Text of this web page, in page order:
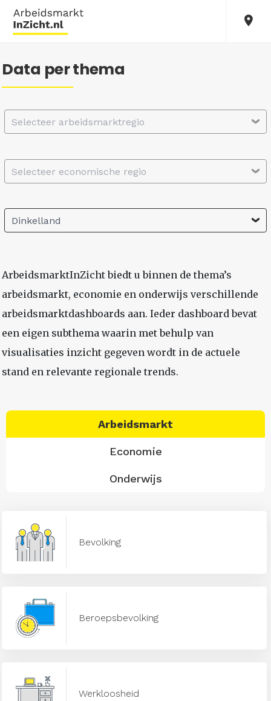
Data per thema
Selecteer arbeidsmarktregio
Selecteer economische regio
Dinkelland
ArbeidsmarktInZicht biedt u binnen de thema’s
arbeidsmarkt, economie en onderwijs verschillende
arbeidsmarktdashboards aan. Ieder dashboard bevat
een eigen subthema waarin met behulp van
visualisaties inzicht gegeven wordt in de actuele
stand en relevante regionale trends.
Arbeidsmarkt
Economie
Onderwijs
Bevolking
Beroepsbevolking
Werkloosheid